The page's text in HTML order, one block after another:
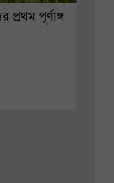
প্রথম পূর্ণাঙ্গ